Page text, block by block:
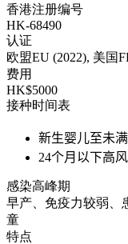
香港注册编号
HK-68490
认证
欧盟EU (2022), 美国
费用
HK$5000
接种时间表
新生婴儿至未
24个月以下高
感染高峰期
早产、免疫力较弱、
童
特点